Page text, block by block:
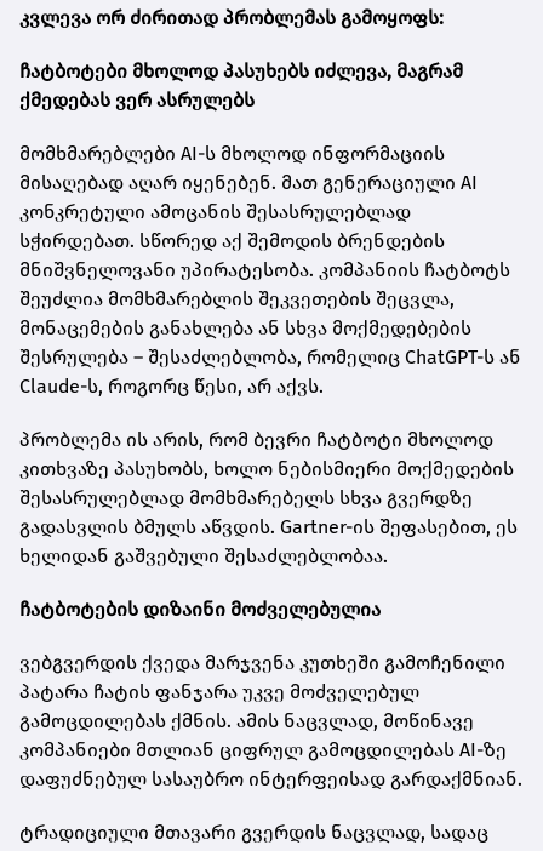
კვლევა ორ ძირითად პრობლემას გამოყოფს:
ჩატბოტები მხოლოდ პასუხებს იძლევა, მაგრამ
ქმედებას ვერ ასრულებს
მომხმარებლები AI-ს მხოლოდ ინფორმაციის
მისაღებად აღარ იყენებენ. მათ გენერაციული AI
კონკრეტული ამოცანის შესასრულებლად
სჭირდებათ. სწორედ აქ შემოდის ბრენდების
მნიშვნელოვანი უპირატესობა. კომპანიის ჩატბოტს
შეუძლია მომხმარებლის შეკვეთების შეცვლა,
მონაცემების განახლება ან სხვა მოქმედებების
შესრულება – შესაძლებლობა, რომელიც ChatGPT-ს ან
Claude-ს, როგორც წესი, არ აქვს.
პრობლემა ის არის, რომ ბევრი ჩატბოტი მხოლოდ
კითხვაზე პასუხობს, ხოლო ნებისმიერი მოქმედების
შესასრულებლად მომხმარებელს სხვა გვერდზე
გადასვლის ბმულს აწვდის. Gartner-ის შეფასებით, ეს
ხელიდან გაშვებული შესაძლებლობაა.
ჩატბოტების დიზაინი მოძველებულია
ვებგვერდის ქვედა მარჯვენა კუთხეში გამოჩენილი
პატარა ჩატის ფანჯარა უკვე მოძველებულ
გამოცდილებას ქმნის. ამის ნაცვლად, მოწინავე
კომპანიები მთლიან ციფრულ გამოცდილებას AI-ზე
დაფუძნებულ სასაუბრო ინტერფეისად გარდაქმნიან.
ტრადიციული მთავარი გვერდის ნაცვლად, სადაც